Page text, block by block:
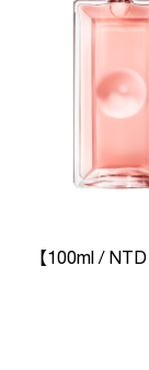
【100ml / NTD